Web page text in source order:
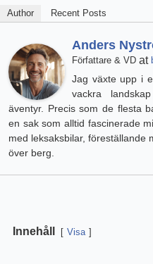
Author Recent Posts
Anders
Författare & VD at
Jag växte upp i
vackra
äventyr. Precis som de flesta
en sak som alltid fascinerade
med leksaksbilar, föreställande
över berg.
Innehåll Visa